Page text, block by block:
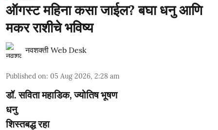
ऑगस्ट महिना कसा जाईल? बघा धनु आणि
मकर राशीचे भविष्य
नवशक्ती Web Desk
Published on: 05 Aug 2026, 2:28 am
डॉ. सविता महाडिक, ज्योतिष भूषण
धनु
शिस्तबद्ध रहा